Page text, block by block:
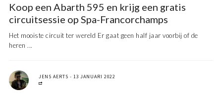
Koop een Abarth 595 en krijg een gratis
circuitsessie op Spa-Francorchamps
Het mooiste circuit ter wereld Er gaat geen half jaar voorbij of de
heren ...
JENS AERTS 13 JANUARI 2022